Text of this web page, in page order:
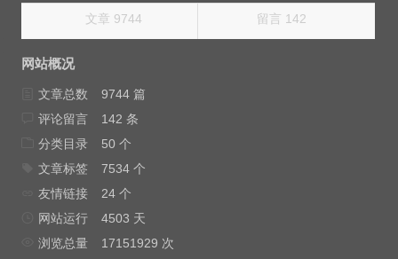
文章 9744 留言 142
网站概况
文章总数
9744 篇
评论留言
142 条
分类目录
50 个
文章标签
7534 个
友情链接
24 个
网站运行
4503 天
浏览总量
17151929 次